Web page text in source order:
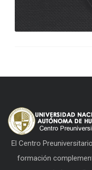
El Centro
formación